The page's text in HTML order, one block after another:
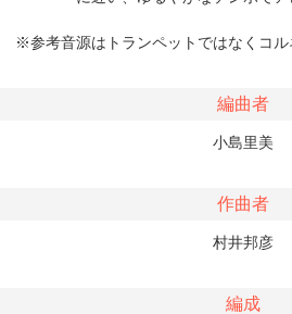
※参考音源はトランペットではなくコル
編曲者
小島里美
作曲者
村井邦彦
編成